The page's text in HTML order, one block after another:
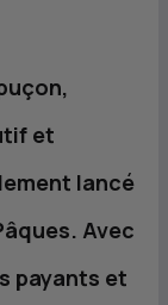
et
lancé
Avec
payants et